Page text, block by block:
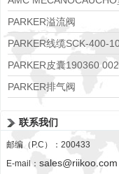
608074
PARKER溢流阀
PARKER线缆SCK-400-
PARKER皮囊190360
PARKER排气阀
联系我们
邮编（P.C）：200433
E-mail： sales@riikoo.com